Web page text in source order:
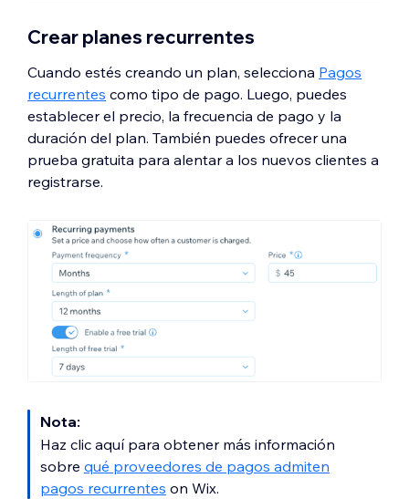
Crear planes recurrentes
Cuando estés creando un plan, selecciona Pagos
recurrentes como tipo de pago. Luego, puedes
establecer el precio, la frecuencia de pago y la
duración del plan. También puedes ofrecer una
prueba gratuita para alentar a los nuevos clientes a
registrarse.
Nota:
Haz clic aquí para obtener más información
sobre qué proveedores de pagos admiten
pagos recurrentes on Wix.